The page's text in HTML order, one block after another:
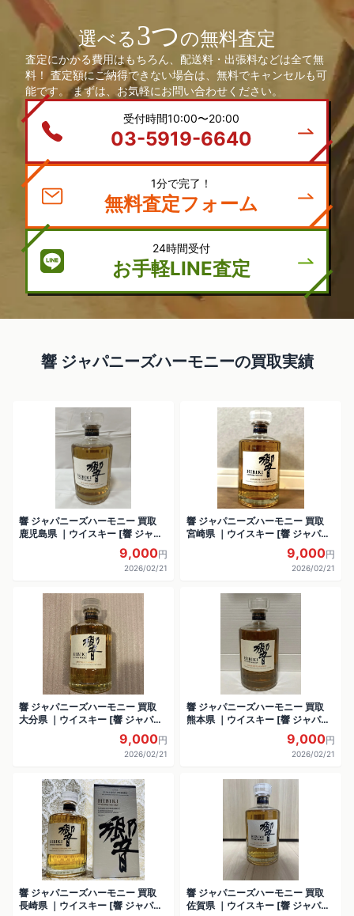
選べる3つの無料査定
査定にかかる費用はもちろん、配送料・出張料などは全て無
料！ 査定額にご納得できない場合は、無料でキャンセルも可
能です。 まずは、お気軽にお問い合わせください。
受付時間10:00〜20:00
03-5919-6640
1分で完了！
無料査定フォーム
24時間受付
お手軽LINE査定
響 ジャパニーズハーモニーの買取実績
響 ジャパニーズハーモニー 買取
鹿児島県 ｜ウイスキー [響 ジャパ
ニーズハーモニー]をお酒9,000円
2026/02/21
響 ジャパニーズハーモニー 買取
宮崎県 ｜ウイスキー [響 ジャパニ
9,000円
2026/02/21
響 ジャパニーズハーモニー 買取
大分県 ｜ウイスキー [響 ジャパニ
9,000円
2026/02/21
響 ジャパニーズハーモニー 買取
熊本県 ｜ウイスキー [響 ジャパニ
9,000円
2026/02/21
響 ジャパニーズハーモニー 買取
長崎県 ｜ウイスキー [響 ジャパニ
響 ジャパニーズハーモニー 買取
佐賀県 ｜ウイスキー [響 ジャパニ